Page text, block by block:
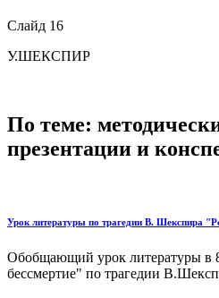
Слайд 16
У.ШЕКСПИР
По теме:
презентации и
Урок литературы по трагедии В. Шекспира
Обобщающий урок литературы в
бессмертие" по трагедии